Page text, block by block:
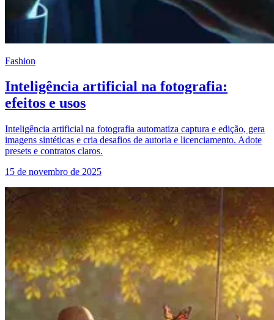
Fashion
Inteligência artificial na fotografia:
efeitos e usos
Inteligência artificial na fotografia automatiza captura e edição, gera
imagens sintéticas e cria desafios de autoria e licenciamento. Adote
presets e contratos claros.
15 de novembro de 2025